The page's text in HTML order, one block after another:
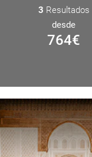
3 Resultados
desde
764€